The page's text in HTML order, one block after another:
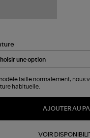
taille normalement, nous
habituelle.
AJOUTER AU
VOIR